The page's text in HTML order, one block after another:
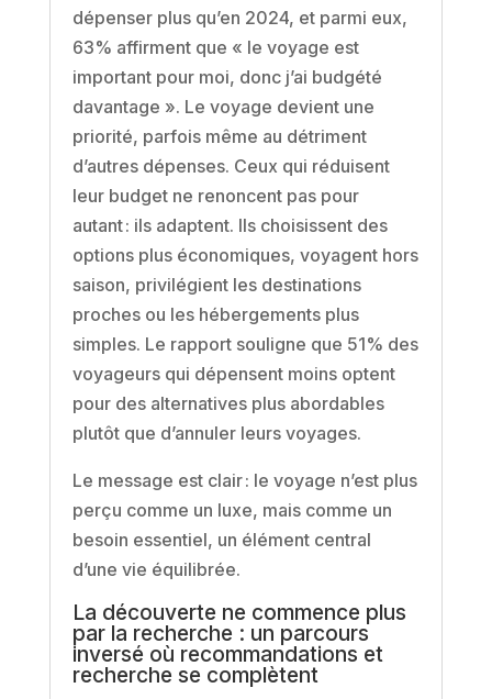
dépenser plus qu’en 2024, et parmi eux,
63% affirment que « le voyage est
important pour moi, donc j’ai budgété
davantage ». Le voyage devient une
priorité, parfois même au détriment
d’autres dépenses. Ceux qui réduisent
leur budget ne renoncent pas pour
autant : ils adaptent. Ils choisissent des
options plus économiques, voyagent hors
saison, privilégient les destinations
proches ou les hébergements plus
simples. Le rapport souligne que 51% des
voyageurs qui dépensent moins optent
pour des alternatives plus abordables
plutôt que d’annuler leurs voyages.
Le message est clair : le voyage n’est plus
perçu comme un luxe, mais comme un
besoin essentiel, un élément central
d’une vie équilibrée.
La découverte ne commence plus
par la recherche : un parcours
inversé où recommandations et
recherche se complètent